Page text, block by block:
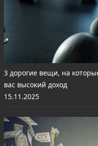
3 дорогие вещи, на
вас высокий доход
15.11.2025